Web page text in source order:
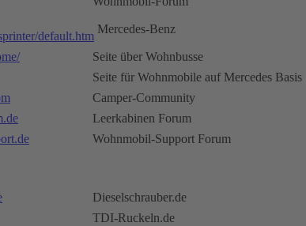
default.htm
Mercedes-Benz
Seite über Wohnbusse
Seite für Wohnmobile auf Mercedes Basis
Camper-Community
Leerkabinen Forum
Wohnmobil-Support Forum
Dieselschrauber.de
TDI-Ruckeln.de